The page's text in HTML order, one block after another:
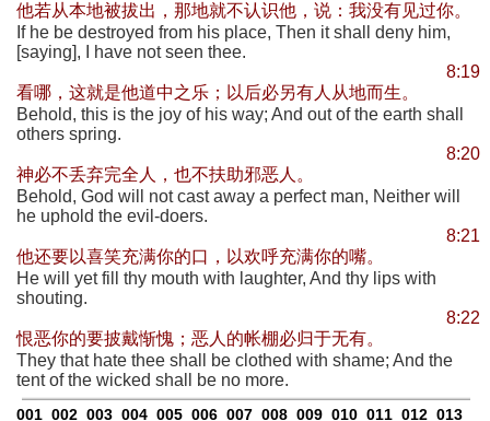
他若从本地被拔出，那地就不认识他，说：我没有见过你。
If he be destroyed from his place, Then it shall deny him,
[saying], I have not seen thee.
8:19
看哪，这就是他道中之乐；以后必另有人从地而生。
Behold, this is the joy of his way; And out of the earth shall
others spring.
8:20
神必不丢弃完全人，也不扶助邪恶人。
Behold, God will not cast away a perfect man, Neither will
he uphold the evil-doers.
8:21
他还要以喜笑充满你的口，以欢呼充满你的嘴。
He will yet fill thy mouth with laughter, And thy lips with
shouting.
8:22
恨恶你的要披戴惭愧；恶人的帐棚必归于无有。
They that hate thee shall be clothed with shame; And the
tent of the wicked shall be no more.
001 002 003 004 005 006 007 008 009 010 011 012 013